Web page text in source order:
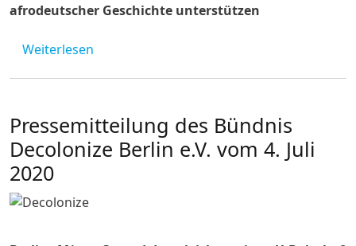
afrodeutscher Geschichte unterstützen
Weiterlesen
Pressemitteilung des Bündnis
Decolonize Berlin e.V. vom 4. Juli
2020